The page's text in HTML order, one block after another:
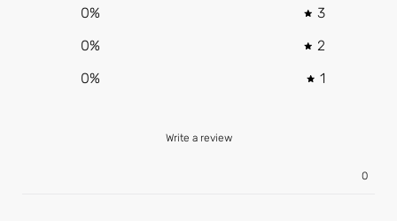
3
0%
2
0%
1
0%
Write a review
0